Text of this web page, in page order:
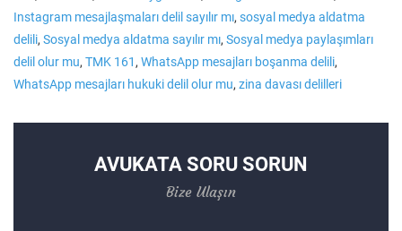
Instagram mesajlaşmaları delil sayılır mı, sosyal medya aldatma
delili, Sosyal medya aldatma sayılır mı, Sosyal medya paylaşımları
delil olur mu, TMK 161 , WhatsApp mesajları boşanma delili,
WhatsApp mesajları hukuki delil olur mu, zina davası delilleri
AVUKATA SORU SORUN
Bize Ulaşın